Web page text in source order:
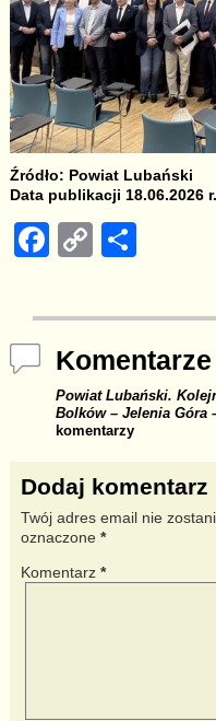
Źródło: Powiat Lubański
Data publikacji 18.06.2026 r.
F
c
e
b
o
k
C
p
y
Li
n
ar
e
Komentarze
Powiat Lubański.
Bolków – Jelenia Góra
komentarzy
Dodaj komentarz
Twój adres email nie
oznaczone *
Komentarz *